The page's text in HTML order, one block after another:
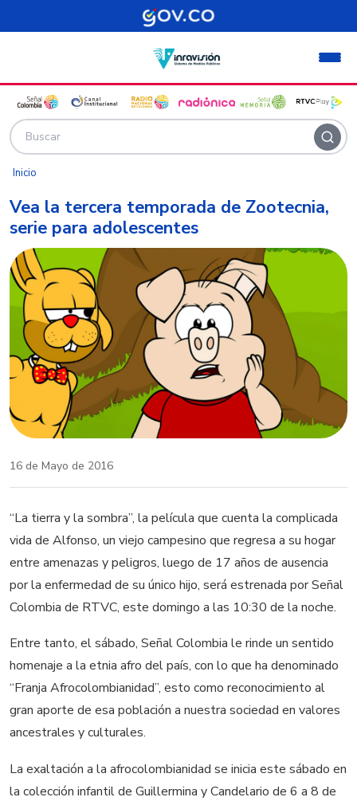
Pasar al contenido principal
Inicio
Vea la tercera temporada de Zootecnia,
serie para adolescentes
16 de Mayo de 2016
“La tierra y la sombra”, la película que cuenta la complicada
vida de Alfonso, un viejo campesino que regresa a su hogar
entre amenazas y peligros, luego de 17 años de ausencia
por la enfermedad de su único hijo, será estrenada por Señal
Colombia de RTVC, este domingo a las 10:30 de la noche.
Entre tanto, el sábado, Señal Colombia le rinde un sentido
homenaje a la etnia afro del país, con lo que ha denominado
“Franja Afrocolombianidad”, esto como reconocimiento al
gran aporte de esa población a nuestra sociedad en valores
ancestrales y culturales.
La exaltación a la afrocolombianidad se inicia este sábado en
la colección infantil de Guillermina y Candelario de 6 a 8 de